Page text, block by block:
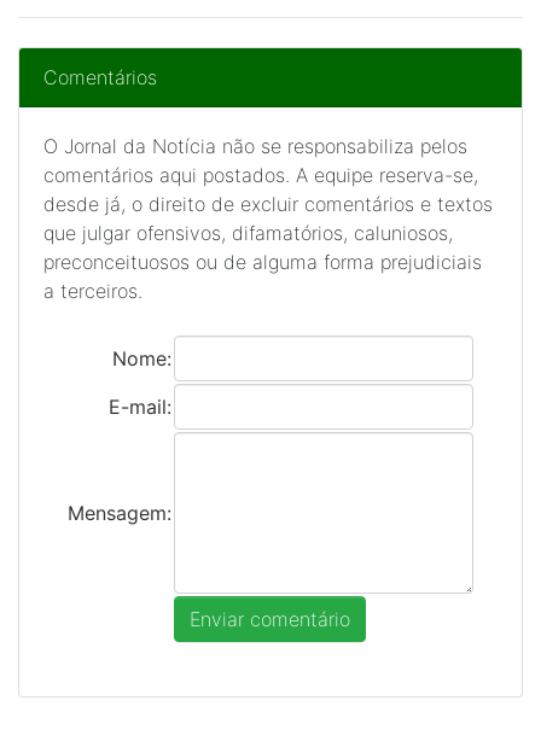
Comentários
O Jornal da Notícia não se responsabiliza pelos
comentários aqui postados. A equipe reserva-se,
desde já, o direito de excluir comentários e textos
que julgar ofensivos, difamatórios, caluniosos,
preconceituosos ou de alguma forma prejudiciais
a terceiros.
Nome:
E-mail:
Mensagem: